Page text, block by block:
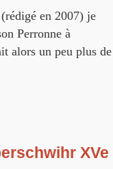
(rédigé en 2007) je
Perronne à
alors un peu plus de
XVe